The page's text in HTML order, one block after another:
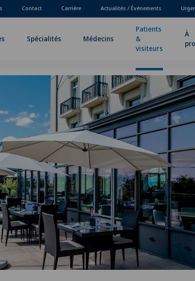
Contact Carrière Actualités / Événements
Spécialités Médecins
Patients
&
visiteurs
À